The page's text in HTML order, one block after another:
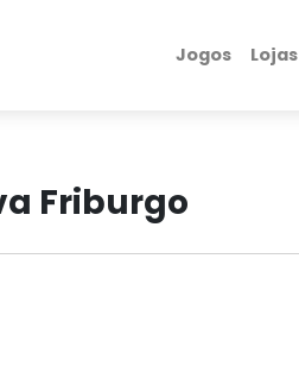
Jogos Lojas
Friburgo